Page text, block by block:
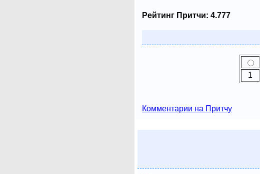
Рейтинг Притчи: 4.777
1
Комментарии на Притчу